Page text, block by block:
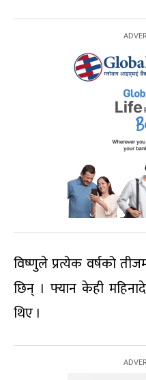
विष्णुले प्रत्येक वर्षको
छिन् । फ्यान केही
थिए ।